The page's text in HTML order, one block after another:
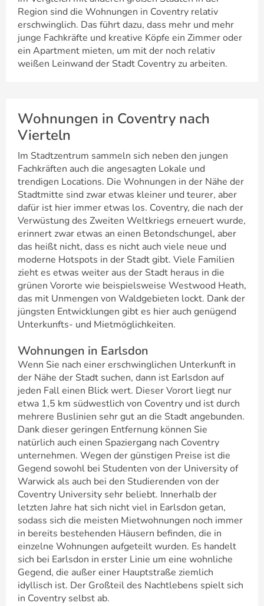
Region sind die Wohnungen in Coventry relativ
erschwinglich. Das führt dazu, dass mehr und mehr
junge Fachkräfte und kreative Köpfe ein Zimmer oder
ein Apartment mieten, um mit der noch relativ
weißen Leinwand der Stadt Coventry zu arbeiten.
Wohnungen in Coventry nach
Vierteln
Im Stadtzentrum sammeln sich neben den jungen
Fachkräften auch die angesagten Lokale und
trendigen Locations. Die Wohnungen in der Nähe der
Stadtmitte sind zwar etwas kleiner und teurer, aber
dafür ist hier immer etwas los. Coventry, die nach der
Verwüstung des Zweiten Weltkriegs erneuert wurde,
erinnert zwar etwas an einen Betondschungel, aber
das heißt nicht, dass es nicht auch viele neue und
moderne Hotspots in der Stadt gibt. Viele Familien
zieht es etwas weiter aus der Stadt heraus in die
grünen Vororte wie beispielsweise Westwood Heath,
das mit Unmengen von Waldgebieten lockt. Dank der
jüngsten Entwicklungen gibt es hier auch genügend
Unterkunfts- und Mietmöglichkeiten.
Wohnungen in Earlsdon
Wenn Sie nach einer erschwinglichen Unterkunft in
der Nähe der Stadt suchen, dann ist Earlsdon auf
jeden Fall einen Blick wert. Dieser Vorort liegt nur
etwa 1,5 km südwestlich von Coventry und ist durch
mehrere Buslinien sehr gut an die Stadt angebunden.
Dank dieser geringen Entfernung können Sie
natürlich auch einen Spaziergang nach Coventry
unternehmen. Wegen der günstigen Preise ist die
Gegend sowohl bei Studenten von der University of
Warwick als auch bei den Studierenden von der
Coventry University sehr beliebt. Innerhalb der
letzten Jahre hat sich nicht viel in Earlsdon getan,
sodass sich die meisten Mietwohnungen noch immer
in bereits bestehenden Häusern befinden, die in
einzelne Wohnungen aufgeteilt wurden. Es handelt
sich bei Earlsdon in erster Linie um eine wohnliche
Gegend, die außer einer Hauptstraße ziemlich
idyllisch ist. Der Großteil des Nachtlebens spielt sich
in Coventry selbst ab.